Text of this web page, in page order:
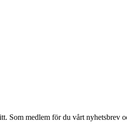
Som medlem för du vårt nyhetsbrev